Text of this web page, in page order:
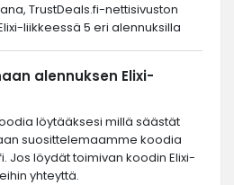
TrustDeals.fi-nettisivuston
liikkeessä 5 eri alennuksilla
alennuksen Elixi-
löytääksesi millä säästät
suosittelemaamme koodia
Jos löydät toimivan koodin Elixi-
yhteyttä.